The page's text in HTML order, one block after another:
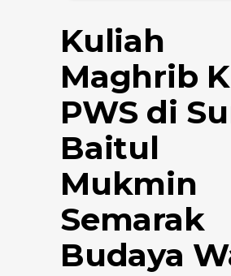
Kuliah
Maghrib
PWS di
Baitul
Mukmin
Semarak
Budaya